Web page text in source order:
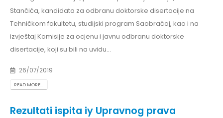
Stančića, kandidata za odbranu doktorske disertacije na
Tehničkom fakultetu, studijski program Saobraćaj, kao i na
izvještaj Komisije za ocjenu i javnu odbranu doktorske
disertacije, koji su bili na uvidu...
26/07/2019
READ MORE...
Rezultati ispita iy Upravnog prava